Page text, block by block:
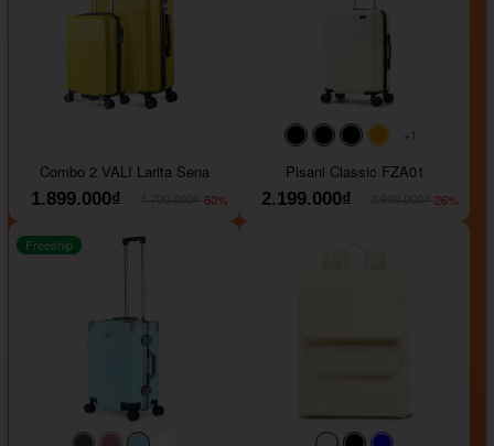
Combo 2 VALI Larita Sena
1.899.000₫
-60%
#000000#000000
#000000
#ffa500
+1
Pisani Classic FZA01
2.199.000₫
-26%
Freeship